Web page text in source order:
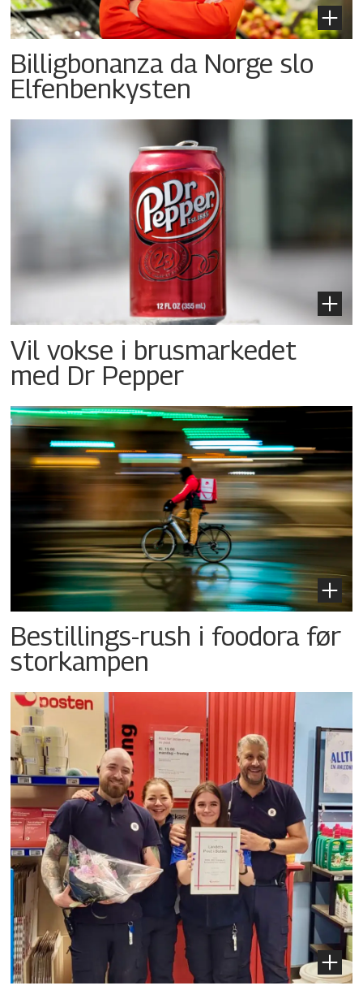
Billigbonanza da Norge slo
Elfenbenkysten
Vil vokse i brusmarkedet
med Dr Pepper
Bestillings-rush i foodora før
storkampen